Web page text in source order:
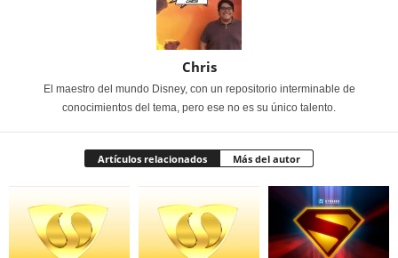
Chris
El maestro del mundo Disney, con un repositorio interminable de
conocimientos del tema, pero ese no es su único talento.
Artículos relacionados Más del autor